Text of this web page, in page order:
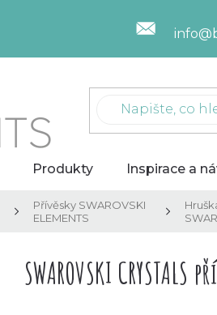
Produkty Inspirace a
Přívěsky SWAROVSKI
ELEMENTS
SWAROVSKI